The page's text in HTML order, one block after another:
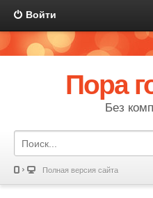
Войти
Пора
Без
Полная версия сайта